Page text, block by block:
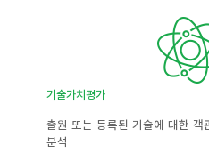
기술가치평가
출원 또는 등록된 기술에 대한 객
분석